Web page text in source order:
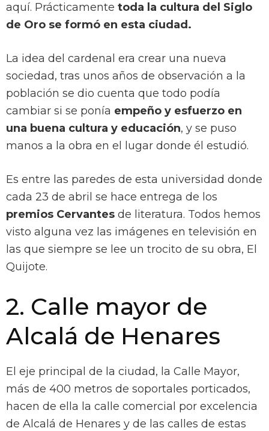
aquí. Prácticamente toda la cultura del Siglo
de Oro se formó en esta ciudad.
La idea del cardenal era crear una nueva
sociedad, tras unos años de observación a la
población se dio cuenta que todo podía
cambiar si se ponía empeño y esfuerzo en
una buena cultura y educación, y se puso
manos a la obra en el lugar donde él estudió.
Es entre las paredes de esta universidad donde
cada 23 de abril se hace entrega de los
premios Cervantes de literatura. Todos hemos
visto alguna vez las imágenes en televisión en
las que siempre se lee un trocito de su obra, El
Quijote.
2. Calle mayor de
Alcalá de Henares
El eje principal de la ciudad, la Calle Mayor,
más de 400 metros de soportales porticados,
hacen de ella la calle comercial por excelencia
de Alcalá de Henares y de las calles de estas